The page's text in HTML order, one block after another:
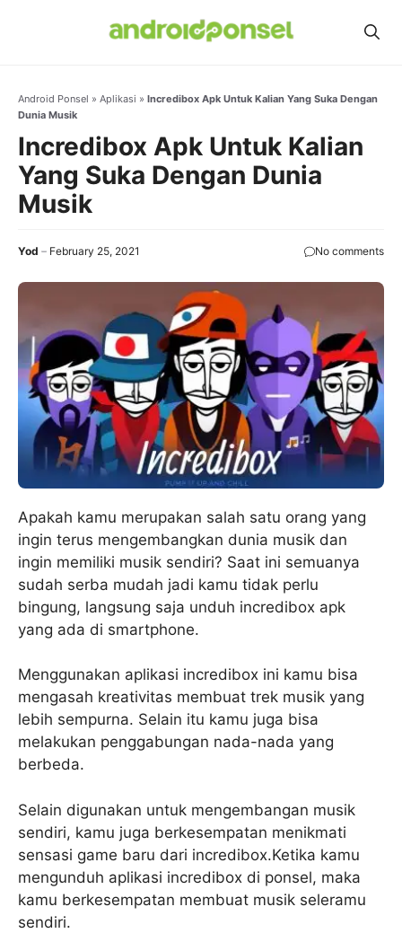
Android Ponsel » Aplikasi » Incredibox Apk Untuk Kalian Yang Suka Dengan
Dunia Musik
Incredibox Apk Untuk Kalian
Yang Suka Dengan Dunia
Musik
Yod February 25, 2021 No comments
Apakah kamu merupakan salah satu orang yang
ingin terus mengembangkan dunia musik dan
ingin memiliki musik sendiri? Saat ini semuanya
sudah serba mudah jadi kamu tidak perlu
bingung, langsung saja unduh incredibox apk
yang ada di smartphone.
Menggunakan aplikasi incredibox ini kamu bisa
mengasah kreativitas membuat trek musik yang
lebih sempurna. Selain itu kamu juga bisa
melakukan penggabungan nada-nada yang
berbeda.
Selain digunakan untuk mengembangan musik
sendiri, kamu juga berkesempatan menikmati
sensasi game baru dari incredibox.Ketika kamu
mengunduh aplikasi incredibox di ponsel, maka
kamu berkesempatan membuat musik seleramu
sendiri.